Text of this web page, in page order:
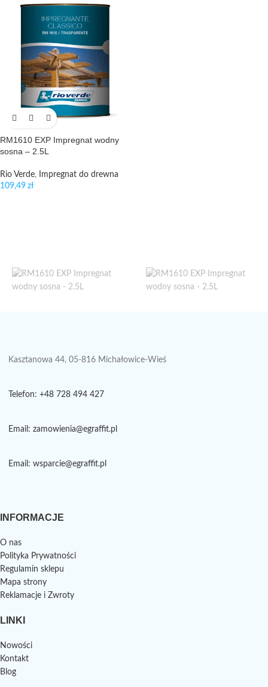
RM1610 EXP Impregnat wodny
sosna – 2.5L
Rio Verde,
Impregnat do drewna
109,49 zł
Kasztanowa 44, 05-816 Michałowice-Wieś
Telefon: +48 728 494 427
Email: zamowienia@egraffit.pl
Email: wsparcie@egraffit.pl
INFORMACJE
O nas
Polityka Prywatności
Regulamin sklepu
Mapa strony
Reklamacje i Zwroty
LINKI
Nowości
Kontakt
Blog